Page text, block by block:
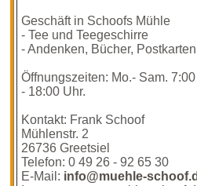
Geschäft in Schoofs Mühle
- Tee und Teegeschirre
- Andenken, Bücher,
Öffnungszeiten: Mo.- Sam.
- 18:00 Uhr.
Kontakt: Frank Schoof
Mühlenstr. 2
26736 Greetsiel
Telefon: 0 49 26 - 92 65 30
E-Mail: info@muehle-